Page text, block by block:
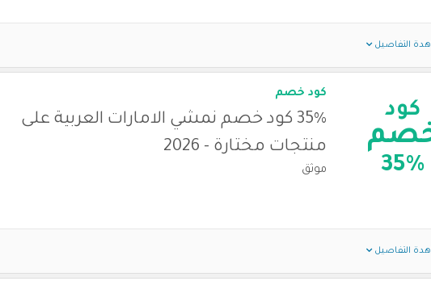
التفاصيل
كود
35%
كود خصم
35% كود خصم نمشي الامارات العربية على
منتجات مختارة - 2026
موثق
التفاصيل